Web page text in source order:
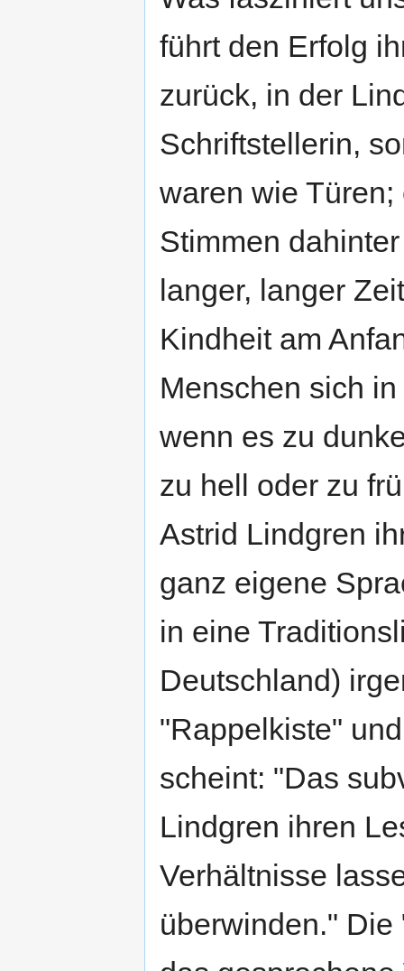
führt den Erfolg
zurück, in der
Schriftstellerin,
waren wie
Stimmen
langer, langer
Kindheit am
Menschen sich
wenn es zu
zu hell oder zu
Astrid Lindgren
ganz eigene
in eine
Deutschland)
"Rappelkiste"
scheint: "Das
Lindgren ihren
Verhältnisse
überwinden." Die